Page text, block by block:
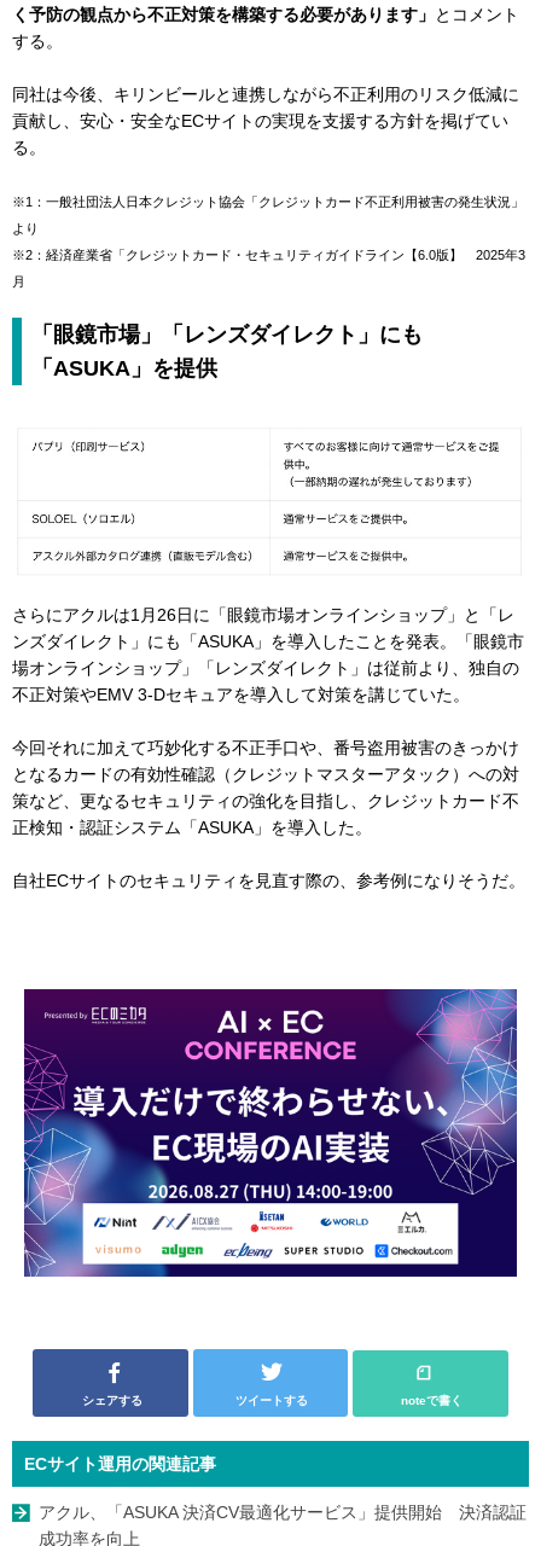
く予防の観点から不正対策を構築する必要があります」 とコメント
する。
同社は今後、キリンビールと連携しながら不正利用のリスク低減に
貢献し、安心・安全なECサイトの実現を支援する方針を掲げてい
る。
※1：一般社団法人日本クレジット協会「クレジットカード不正利用被害の発生状況」
より
※2：経済産業省「クレジットカード・セキュリティガイドライン【6.0版】 2025年3
月
「眼鏡市場」「レンズダイレクト」にも
「ASUKA」を提供
さらにアクルは1月26日に「眼鏡市場オンラインショップ」と「レ
ンズダイレクト」にも「ASUKA」を導入したことを発表。「眼鏡市
場オンラインショップ」「レンズダイレクト」は従前より、独自の
不正対策やEMV 3-Dセキュアを導入して対策を講じていた。
今回それに加えて巧妙化する不正手口や、番号盗用被害のきっかけ
となるカードの有効性確認（クレジットマスターアタック）への対
策など、更なるセキュリティの強化を目指し、クレジットカード不
正検知・認証システム「ASUKA」を導入した。
自社ECサイトのセキュリティを見直す際の、参考例になりそうだ。
シェアする ツイートする noteで書く
ECサイト運用の関連記事
アクル、「ASUKA 決済CV最適化サービス」提供開始 決済認証
成功率を向上